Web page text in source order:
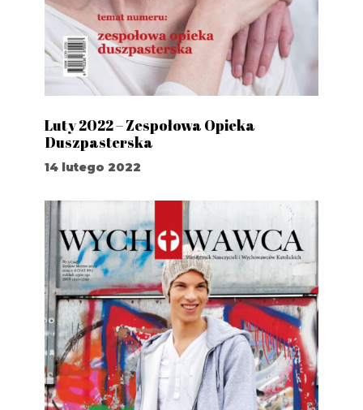
Luty 2022 – Zespołowa Opieka
Duszpasterska
14 lutego 2022